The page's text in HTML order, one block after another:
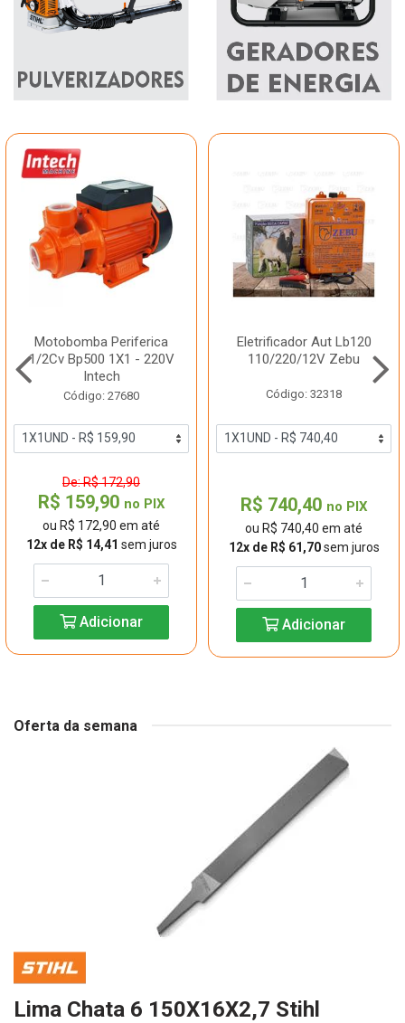
Motobomba Periferica
1/2Cv Bp500 1X1 - 220V
Intech
Código: 27680
De: R$ 172,90
R$ 159,90 no PIX
ou R$ 172,90 em até
12x de R$ 14,41 sem juros
Adicionar
Eletrificador Aut Lb120
110/220/12V Zebu
Código: 32318
R$ 740,40 no PIX
ou R$ 740,40 em até
12x de R$ 61,70sem juros
Adicionar
Oferta da semana
Lima Chata 6 150X16X2,7 Stihl